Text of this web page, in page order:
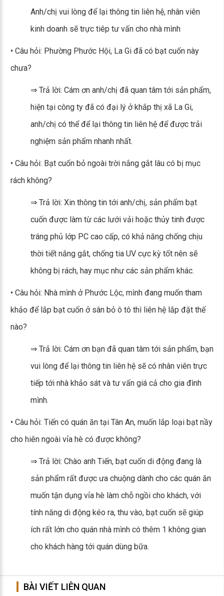
Anh/chị vui lòng để lại thông tin liên hệ, nhân viên
kinh doanh sẽ trực tiêp tư vấn cho nhà mình
• Câu hỏi: Phường Phước Hội, La Gi đã có bạt cuốn này
chưa?
⇒ Trả lời: Cám ơn anh/chị đã quan tâm tới sản phẩm,
hiện tại công ty đã có đại lý ở khắp thị xã La Gi,
anh/chị có thể để lại thông tin liên hệ để được trải
nghiệm sản phẩm nhanh nhất.
• Câu hỏi: Bạt cuốn bỏ ngoài trời nắng gắt lâu có bị mục
rách không?
⇒ Trả lời: Xin thông tin tới anh/chị, sản phẩm bạt
cuốn được làm từ các lưới vải hoặc thủy tinh được
tráng phủ lớp PC cao cấp, có khả năng chống chịu
thời tiết nắng gắt, chống tia UV cực kỳ tốt nên sẽ
không bị rách, hay mục như các sản phẩm khác.
• Câu hỏi: Nhà mình ở Phước Lộc, mình đang muốn tham
khảo để lắp bạt cuốn ở sân bỏ ô tô thì liên hệ lắp đặt thế
nào?
⇒ Trả lời: Cám ơn bạn đã quan tâm tới sản phẩm, bạn
vui lòng để lại thông tin liên hệ sẽ có nhân viên trực
tiếp tới nhà khảo sát và tư vấn giá cả cho gia đình
mình.
• Câu hỏi: Tiến có quán ăn tại Tân An, muốn lắp loại bạt nầy
cho hiên ngoài vỉa hè có được không?
⇒ Trả lời: Chào anh Tiến, bạt cuốn di động đang là
sản phẩm rất được ưa chuộng dành cho các quán ăn
muốn tận dụng vỉa hè làm chỗ ngồi cho khách, với
tính năng di động kéo ra, thu vào, bạt cuốn sẽ giúp
ích rất lớn cho quán nhà mình có thêm 1 không gian
cho khách hàng tới quán dùng bữa.
BÀI VIẾT LIÊN QUAN